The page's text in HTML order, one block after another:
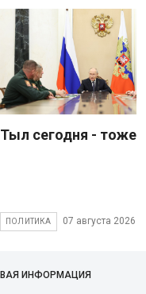
Тыл сегодня - тоже
ПОЛИТИКА 07 августа 2026
ИНФОРМАЦИЯ